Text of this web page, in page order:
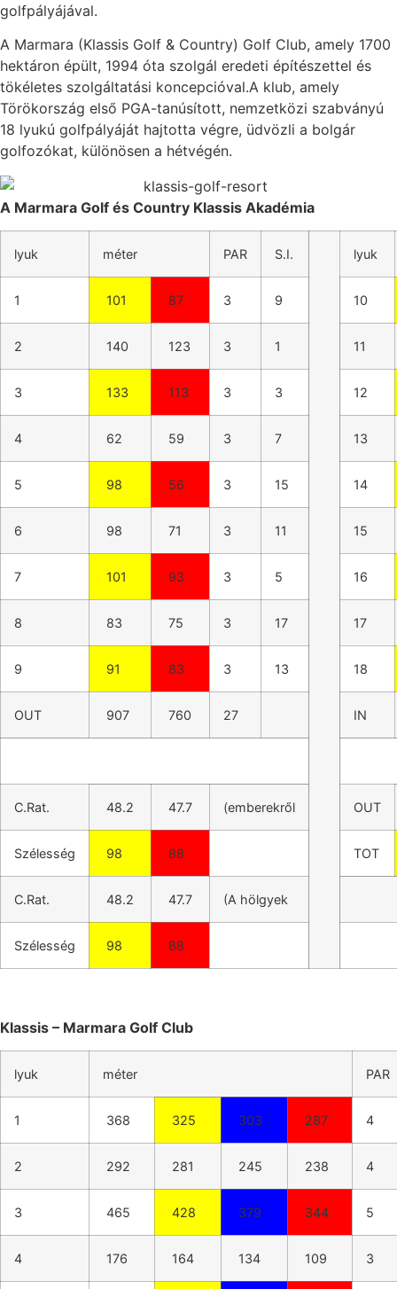
golfpályájával.
A Marmara (Klassis Golf & Country) Golf Club, amely 1700
hektáron épült, 1994 óta szolgál eredeti építészettel és
tökéletes szolgáltatási koncepcióval.A klub, amely
Törökország első PGA-tanúsított, nemzetközi szabványú
18 lyukú golfpályáját hajtotta végre, üdvözli a bolgár
golfozókat, különösen a hétvégén.
A Marmara Golf és Country Klassis Akadémia
lyuk méter PAR S.I. lyuk
1 101 87 3 9 10
2 140 123 3 1 11
3 133 113 3 3 12
4 62 59 3 7 13
5 98 56 3 15 14
6 98 71 3 11 15
7 101 93 3 5 16
8 83 75 3 17 17
9 91 83 3 13 18
OUT 907 760 27 IN
C.Rat. 48.2 47.7 (emberekről OUT
Szélesség 98 88 TOT
C.Rat. 48.2 47.7 (A hölgyek
Szélesség 98 88
Klassis – Marmara Golf Club
lyuk méter PAR
1 368 325 303 287 4
2 292 281 245 238 4
3 465 428 379 344 5
4 176 164 134 109 3